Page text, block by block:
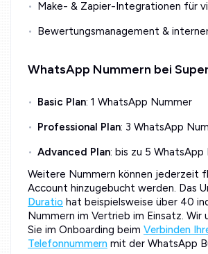
Make- & Zapier-Integrationen für
Bewertungsmanagement &
WhatsApp Nummern bei
Basic Plan: 1 WhatsApp Nummer
Professional Plan: 3 WhatsApp
Advanced Plan: bis zu 5 WhatsApp
Weitere Nummern können jederzeit
Account hinzugebucht werden. Das
Duratio hat beispielsweise über 40
Nummern im Vertrieb im Einsatz.
Sie im Onboarding beim Verbinden
Telefonnummern mit der WhatsApp